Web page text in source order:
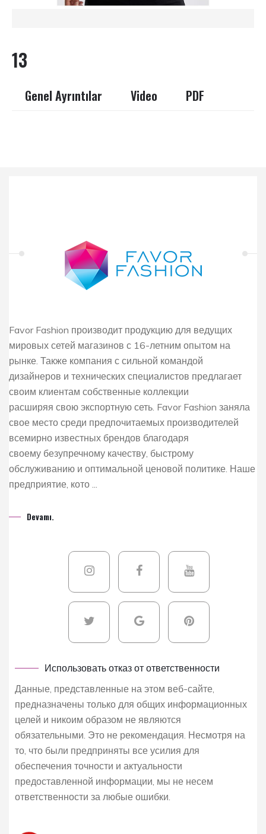
13
Genel Ayrıntılar Video PDF
Favor Fashion производит продукцию для ведущих
мировых сетей магазинов с 16-летним опытом на
рынке. Также компания с сильной командой
дизайнеров и технических специалистов предлагает
своим клиентам собственные коллекции
расширяя свою экспортную сеть. Favor Fashion заняла
свое место среди предпочитаемых производителей
всемирно известных брендов благодаря
своему безупречному качеству, быстрому
обслуживанию и оптимальной ценовой политике. Наше
предприятие, кото ...
Devamı.
Использовать отказ от ответственности
Данные, представленные на этом веб-сайте,
предназначены только для общих информационных
целей и никоим образом не являются
обязательными. Это не рекомендация. Несмотря на
то, что были предприняты все усилия для
обеспечения точности и актуальности
предоставленной информации, мы не несем
ответственности за любые ошибки.